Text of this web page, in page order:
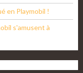
en Playmobil !
s'amusent à